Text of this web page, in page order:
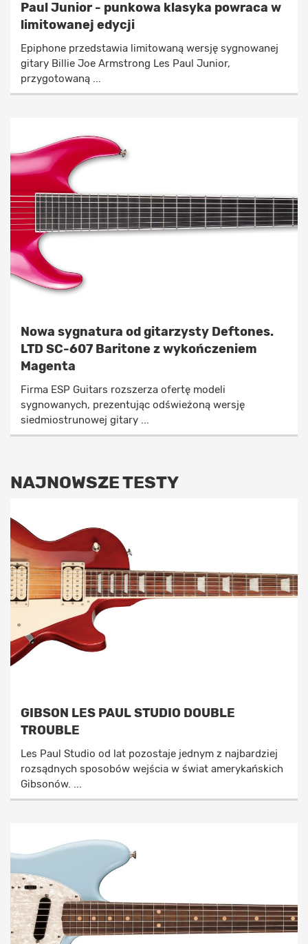
Paul Junior - punkowa klasyka powraca w
limitowanej edycji
Epiphone przedstawia limitowaną wersję sygnowanej
gitary Billie Joe Armstrong Les Paul Junior,
przygotowaną ...
Nowa sygnatura od gitarzysty Deftones.
LTD SC-607 Baritone z wykończeniem
Magenta
Firma ESP Guitars rozszerza ofertę modeli
sygnowanych, prezentując odświeżoną wersję
siedmiostrunowej gitary ...
NAJNOWSZE TESTY
GIBSON LES PAUL STUDIO DOUBLE
TROUBLE
Les Paul Studio od lat pozostaje jednym z najbardziej
rozsądnych sposobów wejścia w świat amerykańskich
Gibsonów. ...